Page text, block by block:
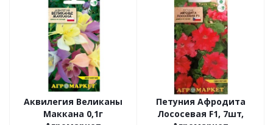
Аквилегия Великаны
Маккана 0,1г
Петуния Афродита
Лососевая F1, 7шт,